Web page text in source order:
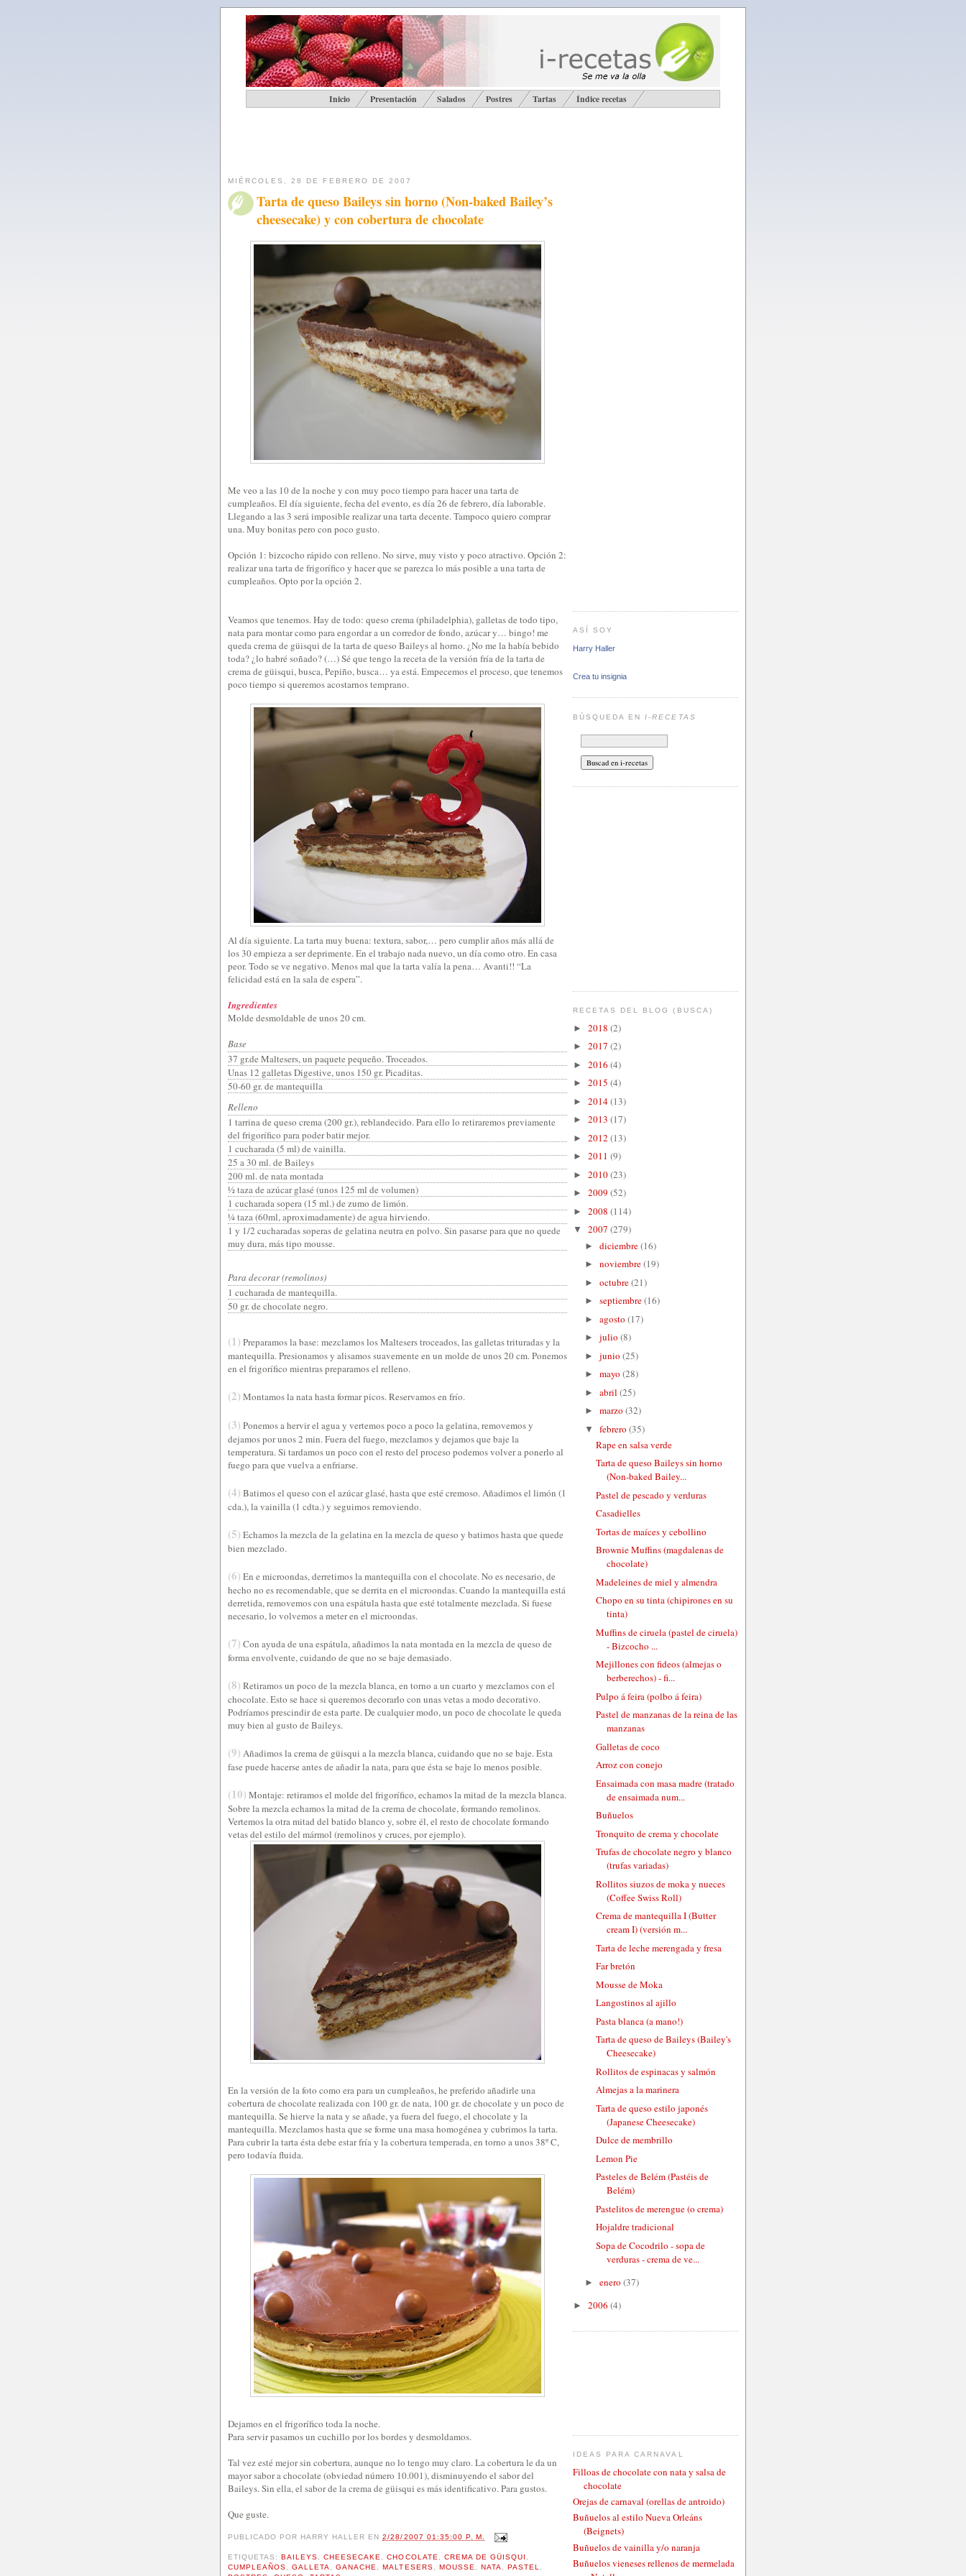
Inicio Presentación Salados Postres Tartas Índice recetas
MIÉRCOLES, 28 DE FEBRERO DE 2007
Tarta de queso Baileys sin horno (Non-baked Bailey’s
cheesecake) y con cobertura de chocolate
Me veo a las 10 de la noche y con muy poco tiempo para hacer una tarta de
cumpleaños. El día siguiente, fecha del evento, es día 26 de febrero, día laborable.
Llegando a las 3 será imposible realizar una tarta decente. Tampoco quiero comprar
una. Muy bonitas pero con poco gusto.
Opción 1: bizcocho rápido con relleno. No sirve, muy visto y poco atractivo. Opción 2:
realizar una tarta de frigorífico y hacer que se parezca lo más posible a una tarta de
cumpleaños. Opto por la opción 2.
Veamos que tenemos. Hay de todo: queso crema (philadelphia), galletas de todo tipo,
nata para montar como para engordar a un corredor de fondo, azúcar y… bingo! me
queda crema de güisqui de la tarta de queso Baileys al horno. ¿No me la había bebido
toda? ¿lo habré soñado? (…) Sé que tengo la receta de la versión fría de la tarta de
crema de güisqui, busca, Pepiño, busca… ya está. Empecemos el proceso, que tenemos
poco tiempo si queremos acostarnos temprano.
Al día siguiente. La tarta muy buena: textura, sabor,… pero cumplir años más allá de
los 30 empieza a ser deprimente. En el trabajo nada nuevo, un día como otro. En casa
peor. Todo se ve negativo. Menos mal que la tarta valía la pena… Avanti!! “La
felicidad está en la sala de espera”.
Ingredientes
Molde desmoldable de unos 20 cm.
Base
37 gr.de Maltesers, un paquete pequeño. Troceados.
Unas 12 galletas Digestive, unos 150 gr. Picaditas.
50-60 gr. de mantequilla
Relleno
1 tarrina de queso crema (200 gr.), reblandecido. Para ello lo retiraremos previamente
del frigorífico para poder batir mejor.
1 cucharada (5 ml) de vainilla.
25 a 30 ml. de Baileys
200 ml. de nata montada
½ taza de azúcar glasé (unos 125 ml de volumen)
1 cucharada sopera (15 ml.) de zumo de limón.
¼ taza (60ml, aproximadamente) de agua hirviendo.
1 y 1/2 cucharadas soperas de gelatina neutra en polvo. Sin pasarse para que no quede
muy dura, más tipo mousse.
Para decorar (remolinos)
1 cucharada de mantequilla.
50 gr. de chocolate negro.
(1) Preparamos la base: mezclamos los Maltesers troceados, las galletas trituradas y la
mantequilla. Presionamos y alisamos suavemente en un molde de unos 20 cm. Ponemos
en el frigorífico mientras preparamos el relleno.
(2) Montamos la nata hasta formar picos. Reservamos en frío.
(3) Ponemos a hervir el agua y vertemos poco a poco la gelatina, removemos y
dejamos por unos 2 min. Fuera del fuego, mezclamos y dejamos que baje la
temperatura. Si tardamos un poco con el resto del proceso podemos volver a ponerlo al
fuego para que vuelva a enfriarse.
(4) Batimos el queso con el azúcar glasé, hasta que esté cremoso. Añadimos el limón (1
cda.), la vainilla (1 cdta.) y seguimos removiendo.
(5) Echamos la mezcla de la gelatina en la mezcla de queso y batimos hasta que quede
bien mezclado.
(6) En e microondas, derretimos la mantequilla con el chocolate. No es necesario, de
hecho no es recomendable, que se derrita en el microondas. Cuando la mantequilla está
derretida, removemos con una espátula hasta que esté totalmente mezclada. Si fuese
necesario, lo volvemos a meter en el microondas.
(7) Con ayuda de una espátula, añadimos la nata montada en la mezcla de queso de
forma envolvente, cuidando de que no se baje demasiado.
(8) Retiramos un poco de la mezcla blanca, en torno a un cuarto y mezclamos con el
chocolate. Esto se hace si queremos decorarlo con unas vetas a modo decorativo.
Podríamos prescindir de esta parte. De cualquier modo, un poco de chocolate le queda
muy bien al gusto de Baileys.
(9) Añadimos la crema de güisqui a la mezcla blanca, cuidando que no se baje. Esta
fase puede hacerse antes de añadir la nata, para que ésta se baje lo menos posible.
(10) Montaje: retiramos el molde del frigorífico, echamos la mitad de la mezcla blanca.
Sobre la mezcla echamos la mitad de la crema de chocolate, formando remolinos.
Vertemos la otra mitad del batido blanco y, sobre él, el resto de chocolate formando
vetas del estilo del mármol (remolinos y cruces, por ejemplo).
En la versión de la foto como era para un cumpleaños, he preferido añadirle una
cobertura de chocolate realizada con 100 gr. de nata, 100 gr. de chocolate y un poco de
mantequilla. Se hierve la nata y se añade, ya fuera del fuego, el chocolate y la
mantequilla. Mezclamos hasta que se forme una masa homogénea y cubrimos la tarta.
Para cubrir la tarta ésta debe estar fría y la cobertura temperada, en torno a unos 38º C,
pero todavía fluida.
Dejamos en el frigorífico toda la noche.
Para servir pasamos un cuchillo por los bordes y desmoldamos.
Tal vez esté mejor sin cobertura, aunque no lo tengo muy claro. La cobertura le da un
mayor sabor a chocolate (obviedad número 10.001), disminuyendo el sabor del
Baileys. Sin ella, el sabor de la crema de güisqui es más identificativo. Para gustos.
Que guste.
PUBLICADO POR HARRY HALLER EN2/28/2007 01:35:00 P. M.
ETIQUETAS:BAILEYS ,CHEESECAKE ,CHOCOLATE CREMA DE GÜISQUI
CUMPLEAÑOS
,GALLETA ,GANACHE ,MALTESERS MOUSSE NATA PASTEL
ASÍ SOY
Harry Haller
Crea tu insignia
BÚSQUEDA ENI-RECETAS
RECETAS DEL BLOG (BUSCA)
► 2018 (2)
► 2017 (2)
► 2016 (4)
► 2015 (4)
► 2014(13)
► 2013 (17)
► 2012 (13)
► 2011 (9)
► 2010(23)
► 2009 (52)
► 2008 (114)
▼ 2007 (279)
► diciembre(16)
► noviembre(19)
► octubre(21)
► septiembre(16)
► agosto (17)
► julio (8)
► junio (25)
► mayo (28)
► abril (25)
► marzo (32)
▼ febrero (35)
Rape en salsa verde
Tarta de queso Baileys sin horno
(Non-baked Bailey...
Pastel de pescado y verduras
Casadielles
Tortas de maíces y cebollino
Brownie Muffins (magdalenas de
chocolate)
Madeleines de miel y almendra
Chopo en su tinta (chipirones en su
tinta)
Muffins de ciruela (pastel de ciruela)
- Bizcocho ...
Mejillones con fideos (almejas o
berberechos) - fi...
Pulpo á feira (polbo á feira)
Pastel de manzanas de la reina de las
manzanas
Galletas de coco
Arroz con conejo
Ensaimada con masa madre (tratado
de ensaimada num...
Buñuelos
Tronquito de crema y chocolate
Trufas de chocolate negro y blanco
(trufas variadas)
Rollitos siuzos de moka y nueces
(Coffee Swiss Roll)
Crema de mantequilla I (Butter
cream I) (versión m...
Tarta de leche merengada y fresa
Far bretón
Mousse de Moka
Langostinos al ajillo
Pasta blanca (a mano!)
Tarta de queso de Baileys (Bailey's
Cheesecake)
Rollitos de espinacas y salmón
Almejas a la marinera
Tarta de queso estilo japonés
(Japanese Cheesecake)
Dulce de membrillo
Lemon Pie
Pasteles de Belém (Pastéis de
Belém)
Pastelitos de merengue (o crema)
Hojaldre tradicional
Sopa de Cocodrilo - sopa de
verduras - crema de ve...
► enero (37)
► 2006 (4)
IDEAS PARA CARNAVAL
Filloas de chocolate con nata y salsa de
chocolate
Orejas de carnaval (orellas de antroido)
Buñuelos al estilo Nueva Orleáns
(Beignets)
Buñuelos de vainilla y/o naranja
Buñuelos vieneses rellenos de mermelada